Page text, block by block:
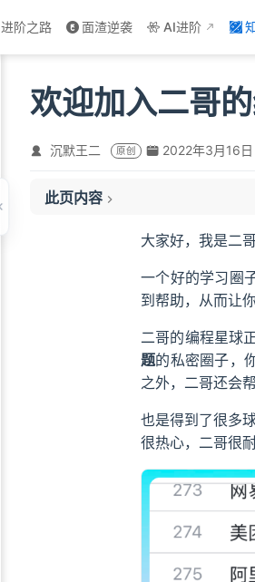
进阶之路 面渣逆袭 AI进阶
欢迎加入二哥
沉默王二 原创 2022年3月16日
此页内容
二、九个高质量的实战项目
01、PaiCLI Agent 实战项目
02、PaiFlow 工作流编排实战项目（
07、轮子项目 MYDB
三、简历修改服务
四、三份高质量的付费专栏
02、二哥的 LeetCode 刷题笔记
四、星球还提供什么服务？
大家好，我是二哥
一个好的学习圈
到帮助，从而让
二哥的编程星球
题的私密圈子，
之外，二哥还会
也是得到了很多
很热心，二哥很